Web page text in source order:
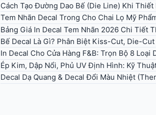
Cách Tạo Đường Dao Bế (Die Line) Khi Thiết
Tem Nhãn Decal Trong Cho Chai Lọ Mỹ
Bảng Giá In Decal Tem Nhãn 2026 Chi Tiết
Bế Decal Là Gì? Phân Biệt Kiss-Cut, Die-Cut
In Decal Cho Cửa Hàng F&B: Trọn Bộ 8 Loại
Ép Kim, Dập Nổi, Phủ UV Định Hình: Kỹ
Decal Dạ Quang & Decal Đổi Màu Nhiệt